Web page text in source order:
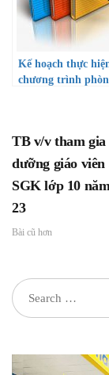
Kế hoạch thực
chương trình
TB v/v tham gia
dưỡng giáo viên
SGK lớp 10
23
Bài cũ hơn